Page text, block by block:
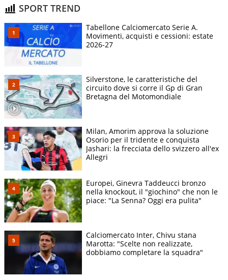
SPORT TREND
Tabellone Calciomercato Serie A.
Movimenti, acquisti e cessioni: estate
2026-27
Silverstone, le caratteristiche del
circuito dove si corre il Gp di Gran
Bretagna del Motomondiale
Milan, Amorim approva la soluzione
Osorio per il tridente e conquista
Jashari: la frecciata dello svizzero all'ex
Allegri
Europei, Ginevra Taddeucci bronzo
nella knockout, il "giochino" che non le
piace: "La Senna? Oggi era pulita"
Calciomercato Inter, Chivu stana
Marotta: "Scelte non realizzate,
dobbiamo completare la squadra"